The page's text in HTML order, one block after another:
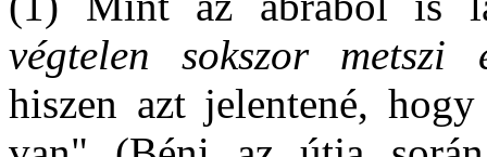
végtelen sokszor metszi
hiszen azt jelentené,